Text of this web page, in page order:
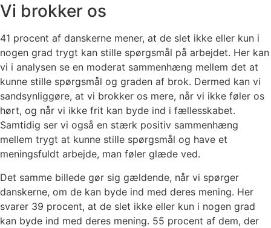
Vi brokker os
41 procent af danskerne mener, at de slet ikke eller kun i
nogen grad trygt kan stille spørgsmål på arbejdet. Her kan
vi i analysen se en moderat sammenhæng mellem det at
kunne stille spørgsmål og graden af brok. Dermed kan vi
sandsynliggøre, at vi brokker os mere, når vi ikke føler os
hørt, og når vi ikke frit kan byde ind i fællesskabet.
Samtidig ser vi også en stærk positiv sammenhæng
mellem trygt at kunne stille spørgsmål og have et
meningsfuldt arbejde, man føler glæde ved.
Det samme billede gør sig gældende, når vi spørger
danskerne, om de kan byde ind med deres mening. Her
svarer 39 procent, at de slet ikke eller kun i nogen grad
kan byde ind med deres mening. 55 procent af dem, der